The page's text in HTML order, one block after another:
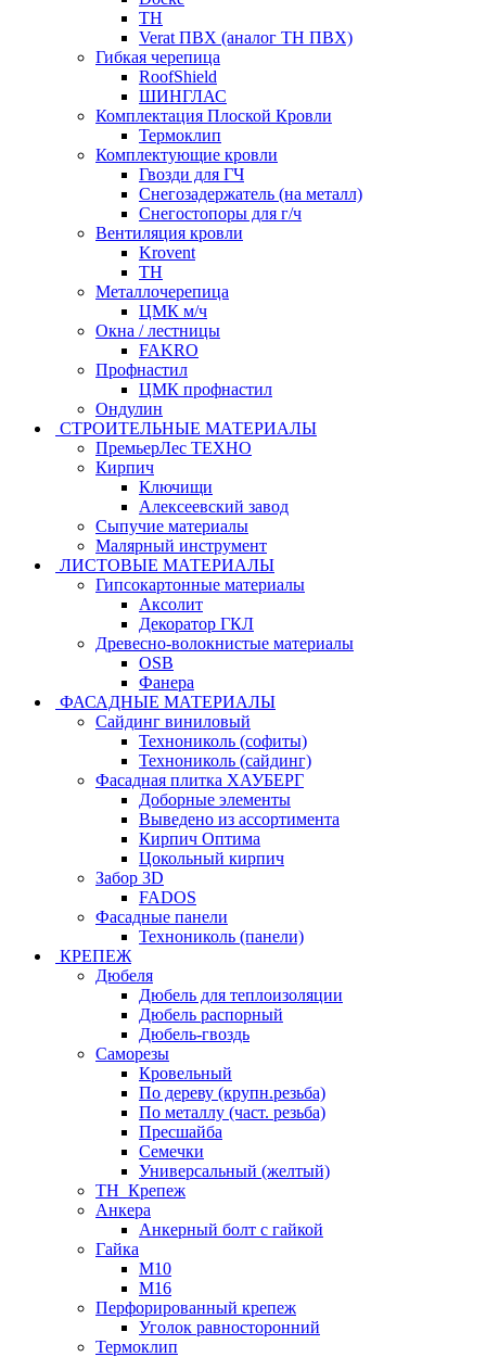
ТН
Verat ПВХ (аналог ТН ПВХ)
Гибкая черепица
RoofShield
ШИНГЛАС
Комплектация Плоской Кровли
Термоклип
Комплектующие кровли
Гвозди для ГЧ
Снегозадержатель (на металл)
Снегостопоры для г/ч
Вентиляция кровли
Krovent
ТН
Металлочерепица
ЦМК м/ч
Окна / лестницы
FAKRO
Профнастил
ЦМК профнастил
Ондулин
СТРОИТЕЛЬНЫЕ МАТЕРИАЛЫ
ПремьерЛес ТЕХНО
Кирпич
Ключищи
Алексеевский завод
Сыпучие материалы
Малярный инструмент
ЛИСТОВЫЕ МАТЕРИАЛЫ
Гипсокартонные материалы
Аксолит
Декоратор ГКЛ
Древесно-волокнистые материалы
OSB
Фанера
ФАСАДНЫЕ МАТЕРИАЛЫ
Сайдинг виниловый
Технониколь (софиты)
Технониколь (сайдинг)
Фасадная плитка ХАУБЕРГ
Доборные элементы
Выведено из ассортимента
Кирпич Оптима
Цокольный кирпич
Забор 3D
FADOS
Фасадные панели
Технониколь (панели)
КРЕПЕЖ
Дюбеля
Дюбель для теплоизоляции
Дюбель распорный
Дюбель-гвоздь
Саморезы
Кровельный
По дереву (крупн.резьба)
По металлу (част. резьба)
Пресшайба
Семечки
Универсальный (желтый)
ТН_Крепеж
Анкера
Анкерный болт с гайкой
Гайка
М10
М16
Перфорированный крепеж
Уголок равносторонний
Термоклип